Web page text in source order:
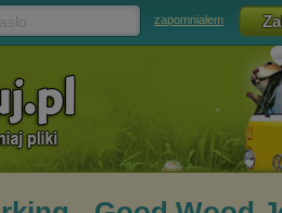
zapomniałem